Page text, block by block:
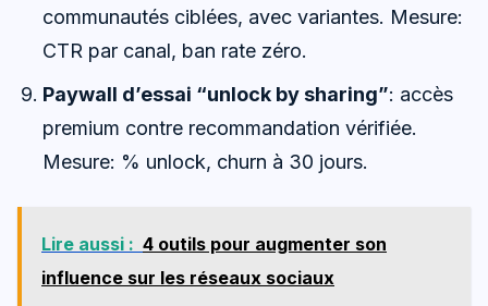
communautés ciblées, avec variantes. Mesure:
CTR par canal, ban rate zéro.
Paywall d’essai “unlock by sharing”: accès
premium contre recommandation vérifiée.
Mesure: % unlock, churn à 30 jours.
Lire aussi : 4 outils pour augmenter son
influence sur les réseaux sociaux